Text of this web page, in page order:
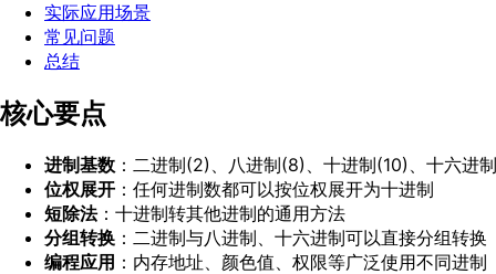
实际应用场景
常见问题
总结
核心要点
进制基数 ：二进制(2)、八进制(8)、十进制(10)、十六进
位权展开 ：任何进制数都可以按位权展开为十进制
短除法：十进制转其他进制的通用方法
分组转换 ：二进制与八进制、十六进制可以直接分组转换
编程应用 ：内存地址、颜色值、权限等广泛使用不同进制